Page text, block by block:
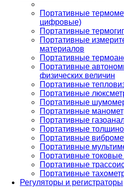
Портативные
цифровые)
Портативные
Портативные
материалов
Портативные
Портативные
физических величин
Портативные
Портативные
Портативные
Портативные
Портативные
Портативные
Портативные
Портативные
Портативные
Портативные
Портативные
Регуляторы и регистраторы